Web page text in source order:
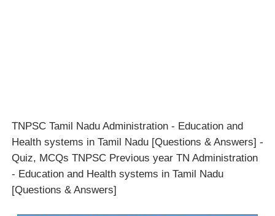
TNPSC Tamil Nadu Administration - Education and
Health systems in Tamil Nadu [Questions & Answers] -
Quiz, MCQs TNPSC Previous year TN Administration
- Education and Health systems in Tamil Nadu
[Questions & Answers]